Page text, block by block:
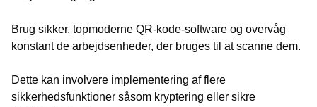
Brug sikker, topmoderne QR-kode-software og overvåg
konstant de arbejdsenheder, der bruges til at scanne dem.
Dette kan involvere implementering af flere
sikkerhedsfunktioner såsom kryptering eller sikre